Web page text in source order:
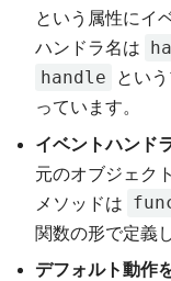
という属性にイ
ハンドラ名は
handle
とい
っています。
イベントハンド
元のオブジェク
メソッドは
関数の形で定義
デフォルト動作